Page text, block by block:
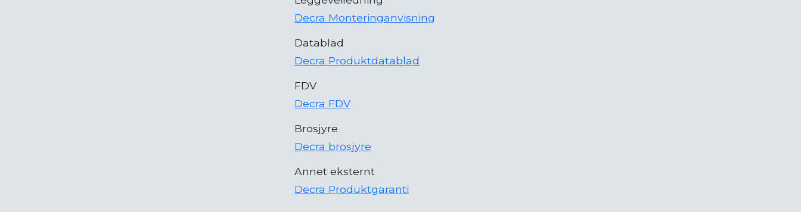
Decra Monteringanvisning
Datablad
Decra Produktdatablad
FDV
Decra FDV
Brosjyre
Decra brosjyre
Annet eksternt
Decra Produktgaranti